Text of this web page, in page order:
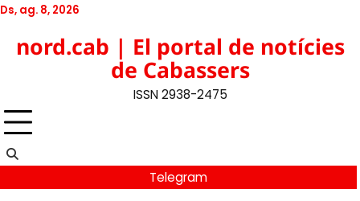
Skip
content
Ds, ag. 8, 2026
Facebook
YouTube
Instagram
nord.cab | El portal de notícies
de Cabassers
ISSN 2938-2475
Telegram